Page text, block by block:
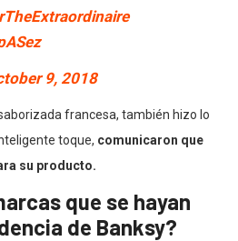
9, 2018
francesa, también hizo lo
toque, comunicaron que
su producto.
que se hayan
de Banksy?